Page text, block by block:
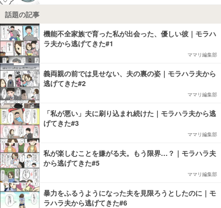
話題の記事
機能不全家族で育った私が出会った、優しい彼｜モラハ
ラ夫から逃げてきた#1
ママリ編集部
義両親の前では見せない、夫の裏の姿｜モラハラ夫から
逃げてきた#2
ママリ編集部
「私が悪い」夫に刷り込まれ続けた｜モラハラ夫から逃
げてきた#3
ママリ編集部
私が楽しむことを嫌がる夫。もう限界…？｜モラハラ夫
から逃げてきた#5
ママリ編集部
暴力をふるうようになった夫を見限ろうとしたのに｜モ
ラハラ夫から逃げてきた#6